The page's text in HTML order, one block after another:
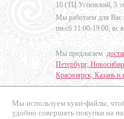
Мы используем куки-файлы,
удобно совершать покупки на
10 (ТЦ Успенский, 5
Мы работаем для Вас
пн-сб 11:00-19:00, вс
Мы предлагаем
Петербург,
Красноярск, Казань и
Дизайн - Наталья